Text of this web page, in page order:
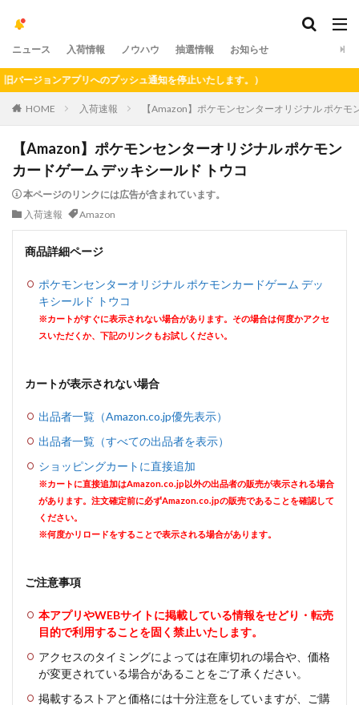
ニュース 入荷情報 ノウハウ 抽選情報 お知らせ
ョンアプリへのプッシュ通知を停止いたします。）
HOME 入荷速報 【Amazon】ポケモンセンターオリジナル ポケ
【Amazon】ポケモンセンターオリジナル ポケモン
カードゲーム デッキシールド トウコ
本ページのリンクには広告が含まれています。
入荷速報
Amazon
商品詳細ページ
ポケモンセンターオリジナル ポケモンカードゲーム デッ
キシールド トウコ
※カートがすぐに表示されない場合があります。その場合は何度かアクセ
スいただくか、下記のリンクもお試しください。
カートが表示されない場合
出品者一覧（Amazon.co.jp優先表示）
出品者一覧（すべての出品者を表示）
ショッピングカートに直接追加
※カートに直接追加はAmazon.co.jp以外の出品者の販売が表示される場合
があります。注文確定前に必ずAmazon.co.jpの販売であることを確認して
ください。
※何度かリロードをすることで表示される場合があります。
ご注意事項
本アプリやWEBサイトに掲載している情報をせどり・転売
目的で利用することを固く禁止いたします。
アクセスのタイミングによっては在庫切れの場合や、価格
が変更されている場合があることをご了承ください。
掲載するストアと価格には十分注意をしていますが、ご購